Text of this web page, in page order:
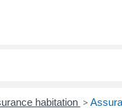
habitation >